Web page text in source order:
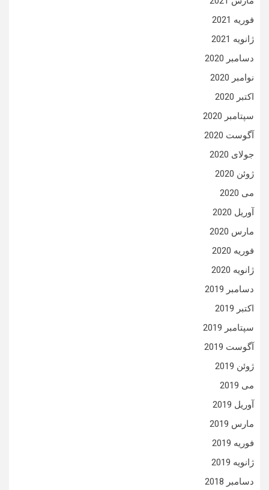
فوریه 2021
ژانویه 2021
دسامبر 2020
نوامبر 2020
اکتبر 2020
سپتامبر 2020
آگوست 2020
جولای 2020
ژوئن 2020
می 2020
آوریل 2020
مارس 2020
فوریه 2020
ژانویه 2020
دسامبر 2019
اکتبر 2019
سپتامبر 2019
آگوست 2019
ژوئن 2019
می 2019
آوریل 2019
مارس 2019
فوریه 2019
ژانویه 2019
دسامبر 2018